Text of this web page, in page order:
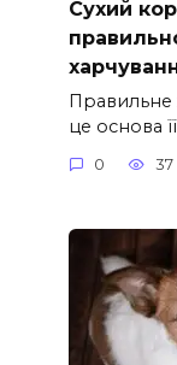
Сухий
Правильне
це основа її
0 37